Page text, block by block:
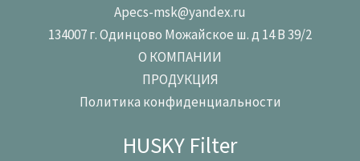
Apecs-msk@yandex.ru
134007 г. Одинцово Можайское ш. д 14 В 39/2
О КОМПАНИИ
ПРОДУКЦИЯ
Политика конфиденциальности
HUSKY Filter